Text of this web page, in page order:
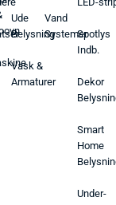
Ude
Belysning
Vask &
Armaturer
Vand
SystemerSpotlys
Indb.
Dekor
Smart
Home
Under-